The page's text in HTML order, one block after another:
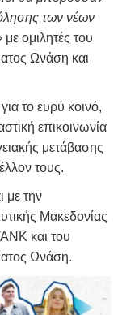
των νέων
με ομιλητές του
Ωνάση και
το ευρύ κοινό,
επικοινωνία
μετάβασης
τους.
με την
Μακεδονίας
και του
Ωνάση.